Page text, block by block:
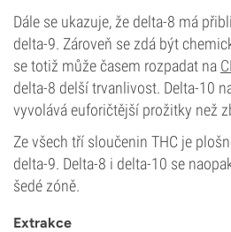
Dále se ukazuje, že delta-8 má
delta-9. Zároveň se zdá být
se totiž může časem rozpadat na
delta-8 delší trvanlivost. Delta-10
vyvolává euforičtější prožitky než
Ze všech tří sloučenin THC je
delta-9. Delta-8 i delta-10 se
šedé zóně.
Extrakce